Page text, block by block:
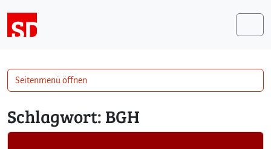
Schlagwort: BGH
Seitenmenü öffnen